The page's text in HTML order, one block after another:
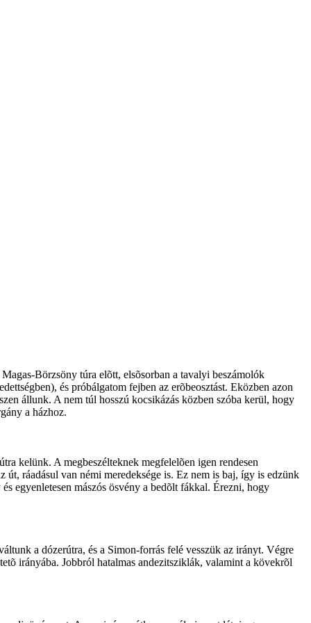
Börzsöny túra elõtt, elsõsorban a tavalyi beszámolók
és próbálgatom fejben az erõbeosztást. Eközben azon
állunk. A nem túl hosszú kocsikázás közben szóba kerül, hogy
a házhoz.
kelünk. A megbeszélteknek megfelelõen igen rendesen
ráadásul van némi meredeksége is. Ez nem is baj, így is edzünk
egyenletesen mászós ösvény a bedõlt fákkal. Érezni, hogy
a dózerútra, és a Simon-forrás felé vesszük az irányt. Végre
irányába. Jobbról hatalmas andezitsziklák, valamint a kövekrõl